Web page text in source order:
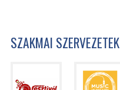
SZAKMAI SZERVEZETEK